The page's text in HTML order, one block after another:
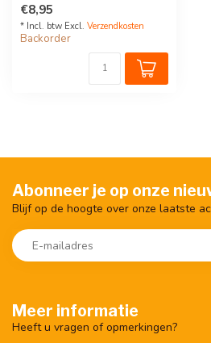
of...
€8,95
* Incl. btw Excl. Verzendkosten
Backorder
Meer informatie
Heeft u vragen of opmerkingen?
Abonneer je op onze
Blijf op de hoogte over onze laatste